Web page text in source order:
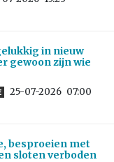
in nieuw
gewoon zijn wie
25-07-2026 07:00
besproeien met
sloten verboden